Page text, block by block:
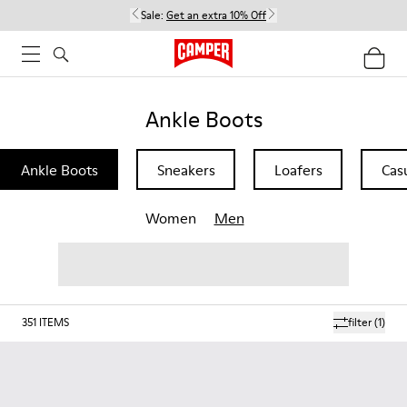
Sale: Get an extra 10% Off
Ankle Boots
Ankle Boots Sneakers Loafers
Women Men
filter(1)
351 ITEMS